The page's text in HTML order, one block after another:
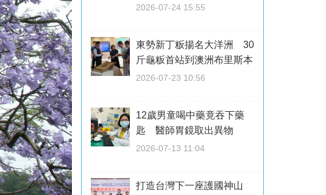
2026-07-24 15:55
東勢新丁粄揚名大洋洲 30
斤龜粄首站到澳洲布里斯本
2026-07-23 10:56
12歲男童喝中藥竟吞下藥
匙 醫師胃鏡取出異物
2026-07-13 11:04
打造台灣下一座護國神山